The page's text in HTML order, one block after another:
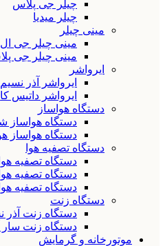
چیلر جی پلاس
چیلر میدیا
مینی چیلر
مینی چیلر جی ال
مینی چیلر جی
ایرواشر
ایرواشر آذر نسیم
ایرواشر داتیس
دستگاه هواساز
دستگاه هواساز
دستگاه هواساز
دستگاه تصفیه هوا
دستگاه تصفیه
دستگاه تصفیه
دستگاه تصفیه
دستگاه زنت
دستگاه زنت آذر
دستگاه زنت سار
موتورخانه و گرمایش